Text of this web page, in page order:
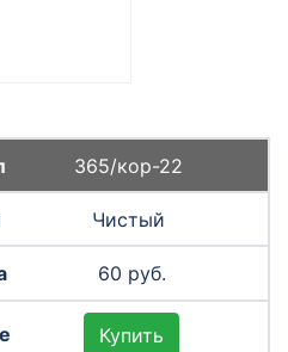
365/кор-22
Чистый
60 руб.
Купить